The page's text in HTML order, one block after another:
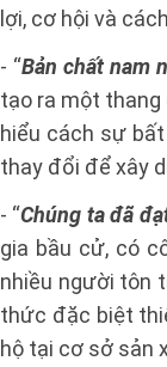
lợi, cơ hội và
- “Bản chất nam
tạo ra một thang
hiểu cách sự
thay đổi để xây
- “Chúng ta đã
gia bầu cử, có
nhiều người tôn
thức đặc biệt
hộ tại cơ sở sản